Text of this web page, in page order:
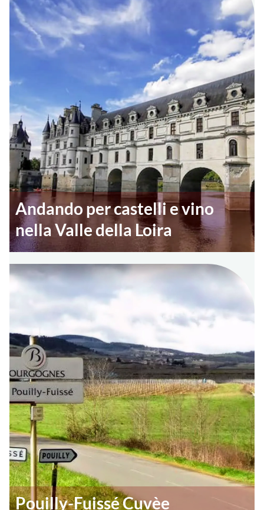
Andando per castelli e vino
nella Valle della Loira
Pouilly-Fuissé Cuvèe